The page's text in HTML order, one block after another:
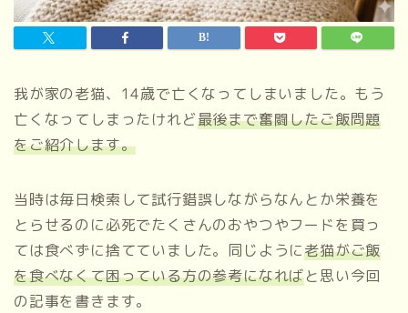
我が家の老猫、14歳で亡くなってしまいました。もう
亡くなってしまったけれど最後まで奮闘したご飯問題
をご紹介します。
当時は毎日検索して試行錯誤しながらなんとか栄養を
とらせるのに必死でたくさんのおやつやフードを買っ
ては食べずに捨てていました。同じように老猫がご飯
を食べなくて困っている方の参考になればと思い今回
の記事を書きます。